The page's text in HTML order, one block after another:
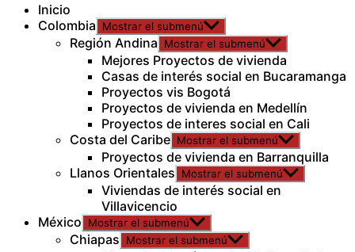
Inicio
Colombia
Mostrar el submenú
Región Andina Mostrar el submenú
Mejores Proyectos de vivienda
Casas de interés social en Bucaramanga
Proyectos vis Bogotá
Proyectos de vivienda en Medellín
Proyectos de interes social en Cali
Costa del Caribe Mostrar el submenú
Proyectos de vivienda en Barranquilla
Llanos Orientales
Mostrar el submenú
Viviendas de interés social en
Villavicencio
México
Mostrar el submenú
Chiapas Mostrar el submenú